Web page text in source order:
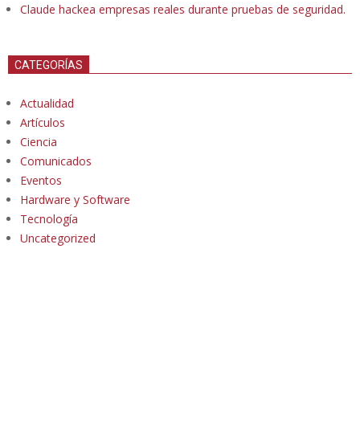
Claude hackea empresas reales durante pruebas de seguridad.
CATEGORÍAS
Actualidad
Artículos
Ciencia
Comunicados
Eventos
Hardware y Software
Tecnología
Uncategorized